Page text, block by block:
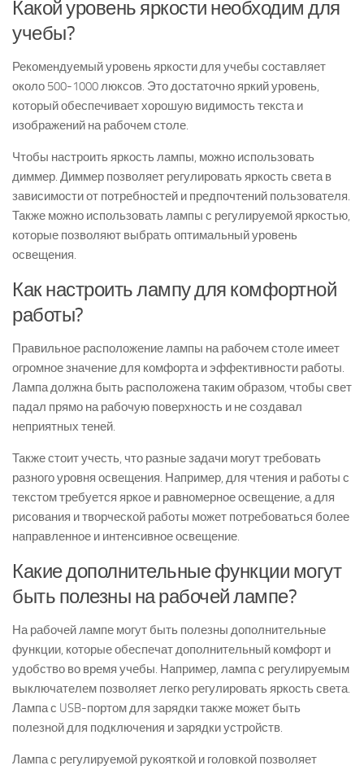
Какой уровень яркости необходим для
учебы?
Рекомендуемый уровень яркости для учебы составляет
около 500-1000 люксов. Это достаточно яркий уровень,
который обеспечивает хорошую видимость текста и
изображений на рабочем столе.
Чтобы настроить яркость лампы, можно использовать
диммер. Диммер позволяет регулировать яркость света в
зависимости от потребностей и предпочтений пользователя.
Также можно использовать лампы с регулируемой яркостью,
которые позволяют выбрать оптимальный уровень
освещения.
Как настроить лампу для комфортной
работы?
Правильное расположение лампы на рабочем столе имеет
огромное значение для комфорта и эффективности работы.
Лампа должна быть расположена таким образом, чтобы свет
падал прямо на рабочую поверхность и не создавал
неприятных теней.
Также стоит учесть, что разные задачи могут требовать
разного уровня освещения. Например, для чтения и работы с
текстом требуется яркое и равномерное освещение, а для
рисования и творческой работы может потребоваться более
направленное и интенсивное освещение.
Какие дополнительные функции могут
быть полезны на рабочей лампе?
На рабочей лампе могут быть полезны дополнительные
функции, которые обеспечат дополнительный комфорт и
удобство во время учебы. Например, лампа с регулируемым
выключателем позволяет легко регулировать яркость света.
Лампа с USB-портом для зарядки также может быть
полезной для подключения и зарядки устройств.
Лампа с регулируемой рукояткой и головкой позволяет